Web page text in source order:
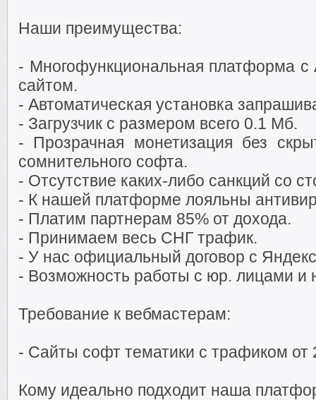
Наши преимущества:
- Многофункциональная платформа с
сайтом.
- Автоматическая установка
- Загрузчик с размером всего 0.1 Мб.
- Прозрачная монетизация без
сомнительного софта.
- Отсутствие каких-либо санкций со
- К нашей платформе лояльны
- Платим партнерам 85% от дохода.
- Принимаем весь СНГ трафик.
- У нас официальный договор с
- Возможность работы с юр. лицами и
Требование к вебмастерам:
- Сайты софт тематики с трафиком от
Кому идеально подходит наша